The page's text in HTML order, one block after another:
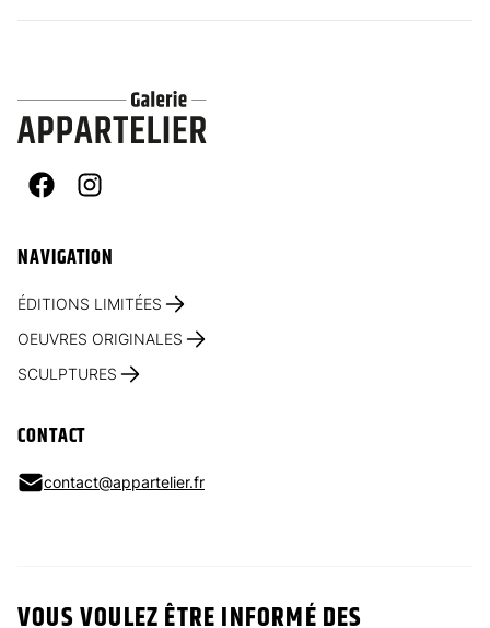
FacebookInstagram
NAVIGATION
ÉDITIONS LIMITÉES
OEUVRES ORIGINALES
SCULPTURES
CONTACT
contact@appartelier.fr
VOUS VOULEZ ÊTRE INFORMÉ DES